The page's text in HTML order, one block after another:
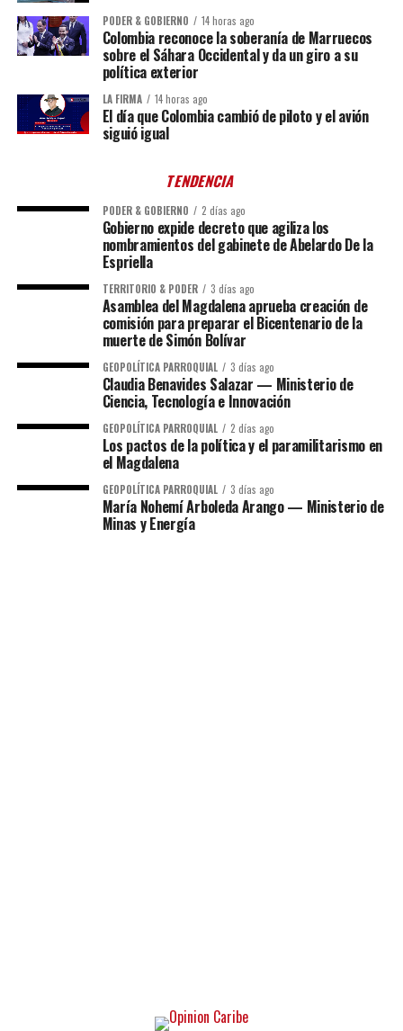
PODER & GOBIERNO 14 horas ago
Colombia reconoce la soberanía de Marruecos
sobre el Sáhara Occidental y da un giro a su
política exterior
LA FIRMA 14 horas ago
El día que Colombia cambió de piloto y el avión
siguió igual
TENDENCIA
PODER & GOBIERNO 2 días ago
Gobierno expide decreto que agiliza los
nombramientos del gabinete de Abelardo De la
Espriella
TERRITORIO & PODER 3 días ago
Asamblea del Magdalena aprueba creación de
comisión para preparar el Bicentenario de la
muerte de Simón Bolívar
GEOPOLÍTICA PARROQUIAL 3 días ago
Claudia Benavides Salazar — Ministerio de
Ciencia, Tecnología e Innovación
GEOPOLÍTICA PARROQUIAL 2 días ago
Los pactos de la política y el paramilitarismo en
el Magdalena
GEOPOLÍTICA PARROQUIAL 3 días ago
María Nohemí Arboleda Arango — Ministerio de
Minas y Energía